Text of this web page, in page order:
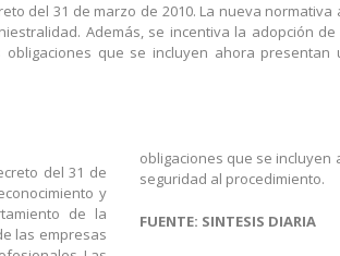
del 31 de marzo de 2010. La nueva
Además, se incentiva la adopción
que se incluyen ahora
del 31 de
y
de la
las empresas
obligaciones que se
seguridad al procedimiento.
FUENTE: SINTESIS DIARIA